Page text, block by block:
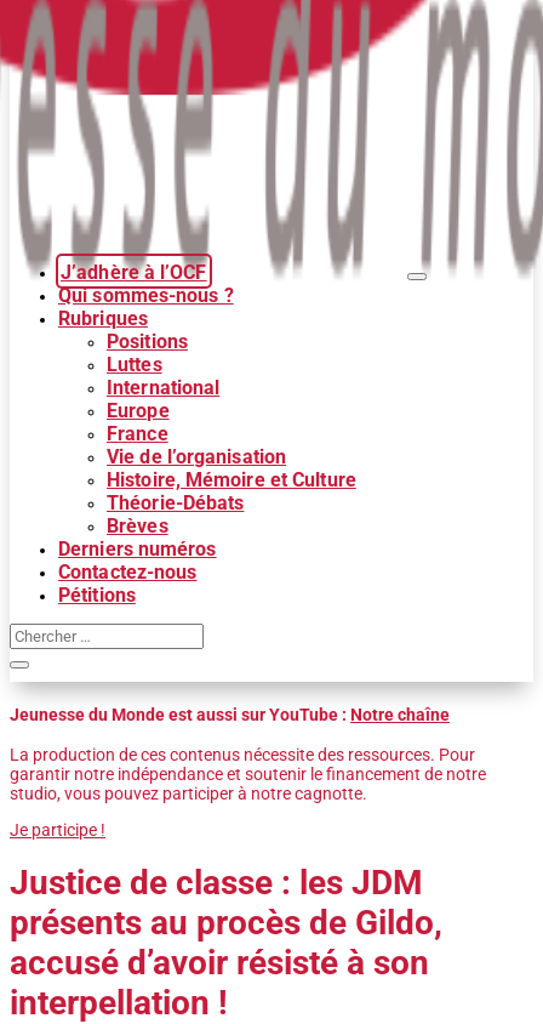
J’adhère à l’OCF
Qui sommes-nous ?
Rubriques
Positions
Luttes
International
Europe
France
Vie de l’organisation
Histoire, Mémoire et Culture
Théorie-Débats
Brèves
Derniers numéros
Contactez-nous
Pétitions
Jeunesse du Monde est aussi sur YouTube : Notre chaîne
La production de ces contenus nécessite des ressources. Pour
garantir notre indépendance et soutenir le financement de notre
studio, vous pouvez participer à notre cagnotte.
Je participe !
Justice de classe : les JDM
présents au procès de Gildo,
accusé d’avoir résisté à son
interpellation !